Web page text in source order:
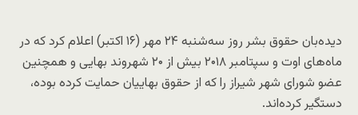
دیده‌بان حقوق بشر روز سه‌شنبه ۲۴ مهر (۱۶ اکتبر) اعلام کرد که در
ماه‌های اوت و سپتامبر ۲۰۱۸ بیش از ۲۰ شهروند بهایی و همچنین
عضو شورای شهر شیراز را که از حقوق بهاییان حمایت کرده بوده،
دستگیر کرده‌اند.